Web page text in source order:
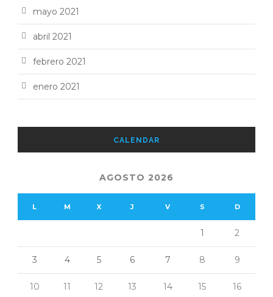
mayo 2021
abril 2021
febrero 2021
enero 2021
CALENDAR
AGOSTO 2026
L M X J V S D
1 2
3 4 5 6 7 8 9
10 11 12 13 14 15 16